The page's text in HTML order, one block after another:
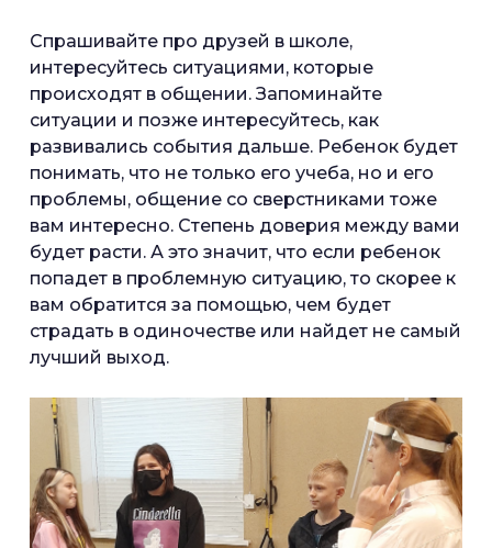
Спрашивайте про друзей в школе,
интересуйтесь ситуациями, которые
происходят в общении. Запоминайте
ситуации и позже интересуйтесь, как
развивались события дальше. Ребенок будет
понимать, что не только его учеба, но и его
проблемы, общение со сверстниками тоже
вам интересно. Степень доверия между вами
будет расти. А это значит, что если ребенок
попадет в проблемную ситуацию, то скорее к
вам обратится за помощью, чем будет
страдать в одиночестве или найдет не самый
лучший выход.